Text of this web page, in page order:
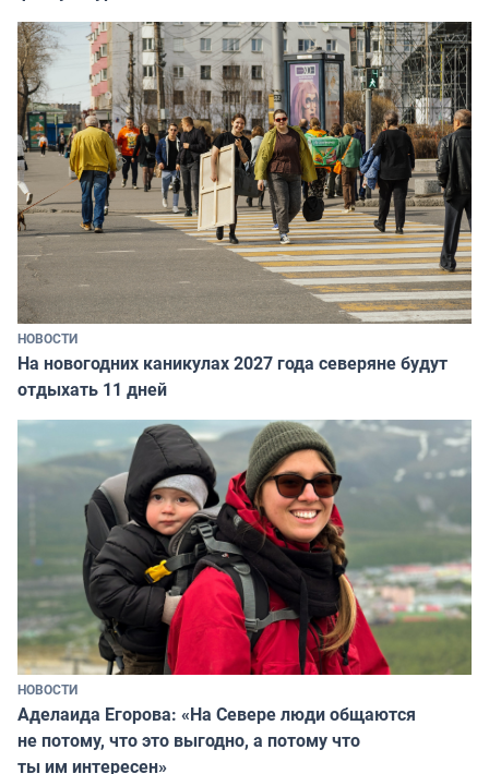
НОВОСТИ
На новогодних каникулах 2027 года северяне будут
отдыхать 11 дней
НОВОСТИ
Аделаида Егорова: «На Севере люди общаются
не потому, что это выгодно, а потому что
ты им интересен»